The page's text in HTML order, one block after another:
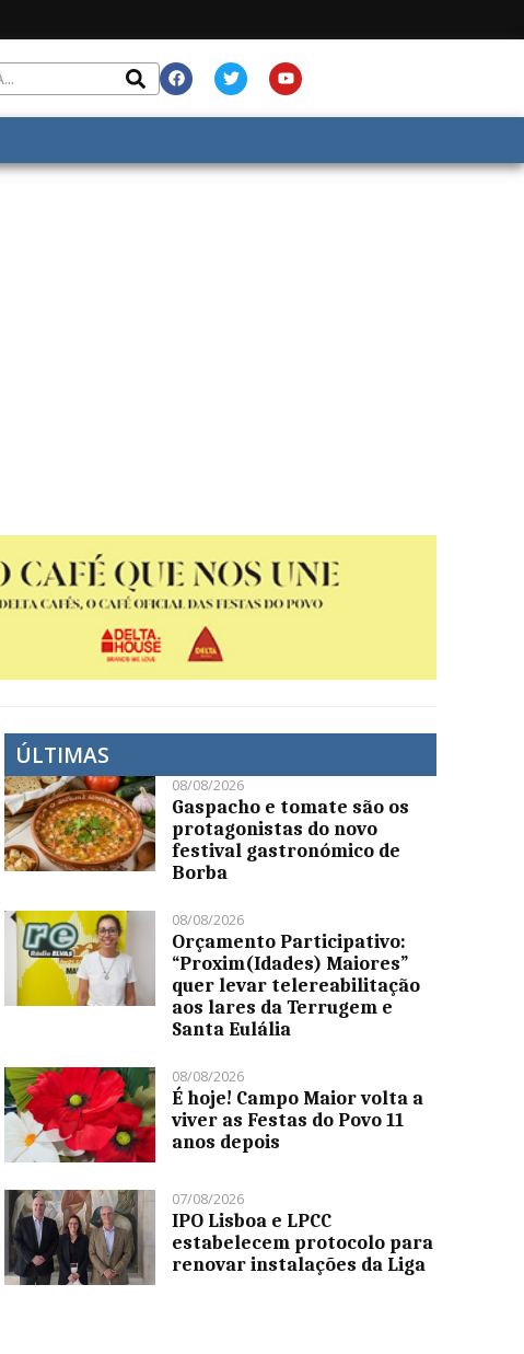
ÚLTIMAS
08/08/2026
Gaspacho e tomate são os
protagonistas do novo
festival gastronómico de
Borba
08/08/2026
Orçamento Participativo:
“Proxim(Idades) Maiores”
quer levar telereabilitação
aos lares da Terrugem e
Santa Eulália
08/08/2026
É hoje! Campo Maior volta a
viver as Festas do Povo 11
anos depois
07/08/2026
IPO Lisboa e LPCC
estabelecem protocolo para
renovar instalações da Liga